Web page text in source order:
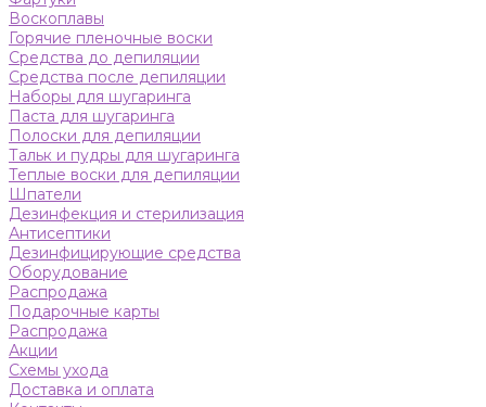
Воскоплавы
Горячие пленочные воски
Средства до депиляции
Средства после депиляции
Наборы для шугаринга
Паста для шугаринга
Полоски для депиляции
Тальк и пудры для шугаринга
Теплые воски для депиляции
Шпатели
Дезинфекция и стерилизация
Антисептики
Дезинфицирующие средства
Оборудование
Распродажа
Подарочные карты
Распродажа
Акции
Схемы ухода
Доставка и оплата